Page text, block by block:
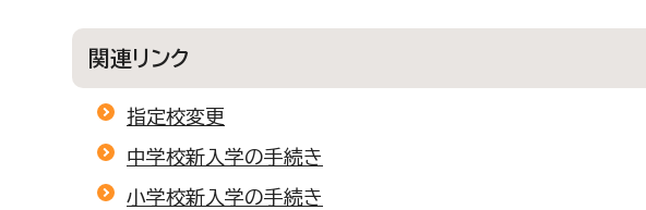
関連リンク
指定校変更
中学校新入学の手続き
小学校新入学の手続き